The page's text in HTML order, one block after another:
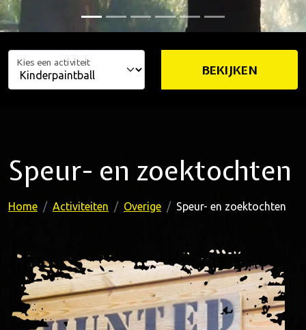
Kies een activiteit BEKIJKEN
Speur- en zoektochten
Home Activiteiten Overige Speur- en zoektochten